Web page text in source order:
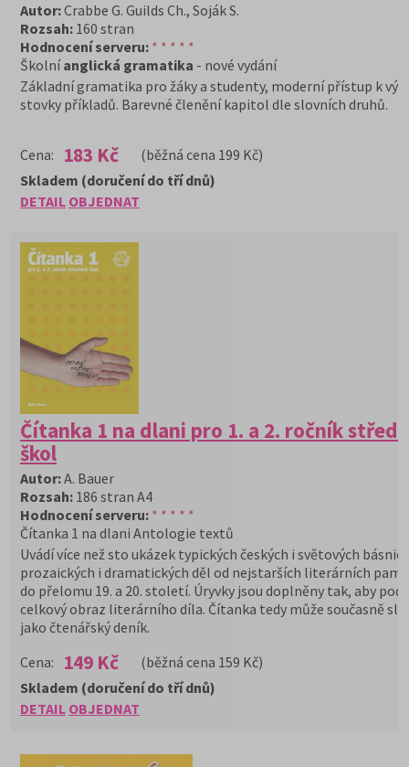
Autor:Crabbe G. Guilds Ch., Soják S.
Rozsah: 160 stran
Hodnocení serveru: * * * * *
Školníanglická gramatika - nové vydání
Základní gramatika pro žáky a studenty, moderní přístup k
stovky příkladů. Barevné členění kapitol dle slovních druhů.
Cena: 183 Kč (běžná cena 199 Kč)
DETAIL OBJEDNAT
Skladem (doručení do tří dnů)
Čítanka 1 na dlani pro 1. a 2. ročník
škol
Autor:A. Bauer
Rozsah: 186 stran A4
Hodnocení serveru: * * * * *
Čítanka 1 na dlani Antologie textů
Uvádí více než sto ukázek typických českých i světových
prozaických i dramatických děl od nejstarších literárních
do přelomu 19. a 20. století. Úryvky jsou doplněny tak, aby
celkový obraz literárního díla. Čítanka tedy může současně
jako čtenářský deník.
Cena:
149 Kč (běžná cena 159 Kč)
DETAIL OBJEDNAT
Skladem (doručení do tří dnů)